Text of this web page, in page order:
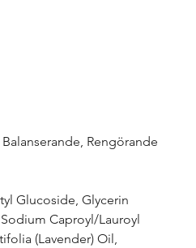
Rengörande
Glucoside, Glycerin
Caproyl/Lauroyl
(Lavender) Oil,